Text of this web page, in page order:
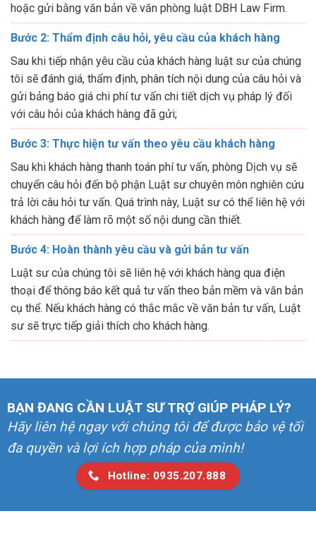
hoặc gửi bằng văn bản về văn phòng luật DBH Law Firm.
Bước 2: Thẩm định câu hỏi, yêu cầu của khách hàng
Sau khi tiếp nhận yêu cầu của khách hàng luật sư của chúng
tôi sẽ đánh giá, thẩm định, phân tích nội dung của câu hỏi và
gửi bảng báo giá chi phí tư vấn chi tiết dịch vụ pháp lý đối
với câu hỏi của khách hàng đã gửi;
Bước 3: Thực hiện tư vấn theo yêu cầu khách hàng
Sau khi khách hàng thanh toán phí tư vấn, phòng Dịch vụ sẽ
chuyển câu hỏi đến bộ phận Luật sư chuyên môn nghiên cứu
trả lời câu hỏi tư vấn. Quá trình này, Luật sư có thể liên hệ với
khách hàng để làm rõ một số nội dung cần thiết.
Bước 4: Hoàn thành yêu cầu và gửi bản tư vấn
Luật sư của chúng tôi sẽ liên hệ với khách hàng qua điện
thoại để thông báo kết quả tư vấn theo bản mềm và văn bản
cụ thể. Nếu khách hàng có thắc mắc về văn bản tư vấn, Luật
sư sẽ trực tiếp giải thích cho khách hàng.
BẠN ĐANG CẦN LUẬT SƯ TRỢ GIÚP PHÁP LÝ?
Hãy liên hệ ngay với chúng tôi để được bảo vệ tối
đa quyền và lợi ích hợp pháp của mình!
Hotline: 0935.207.888